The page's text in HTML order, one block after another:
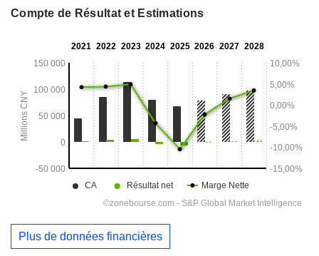
Compte de Résultat et Estimations
Plus de données financières